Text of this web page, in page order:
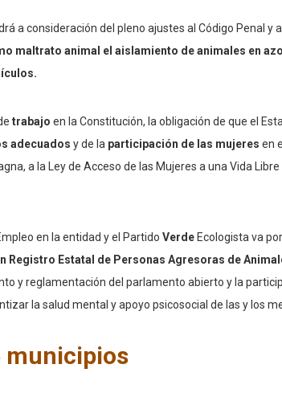
a consideración del pleno ajustes al Código Penal y
maltrato animal el aislamiento de animales en
trabajo en la Constitución, la obligación de que el
adecuados y de la participación de las mujeres en
a la Ley de Acceso de las Mujeres a una Vida Libre
en la entidad y el Partido Verde Ecologista va
Registro Estatal de Personas Agresoras de
y reglamentación del parlamento abierto y la
la salud mental y apoyo psicosocial de las y los
municipios